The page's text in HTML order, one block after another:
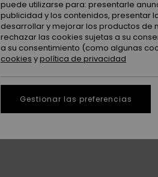
puede utilizarse para: presentarle
publicidad y los contenidos, presentar
desarrollar y mejorar los productos de
rechazar las cookies sujetas a su
a su consentimiento (como algunas
cookies ypolítica de privacidad
Gestionar las preferencias